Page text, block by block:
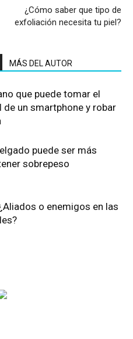
¿Cómo saber que tipo de
exfoliación necesita tu piel?
MÁS DEL AUTOR
que puede tomar el
un smartphone y robar
puede ser más
sobrepeso
o enemigos en las